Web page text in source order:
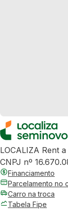
LOCALIZA Rent
CNPJ nº
Financiamento
Parcelamento no
Carro na troca
Tabela Fipe